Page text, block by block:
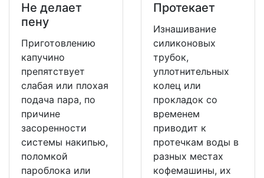
Не делает
пену
Приготовлению
капучино
препятствует
слабая или плохая
подача пара, по
причине
засоренности
системы накипью,
поломкой
пароблока или
Протекает
Изнашивание
силиконовых
трубок,
уплотнительных
колец или
прокладок со
временем
приводит к
протечкам воды в
разных местах
кофемашины, их